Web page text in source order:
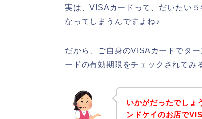
実は、VISAカードって、だいたい
なってしまうんですよね♪
だから、ご自身のVISAカードでタ
ードの有効期限をチェックされてみ
いかがだったでしょ
ンドケイのお店で